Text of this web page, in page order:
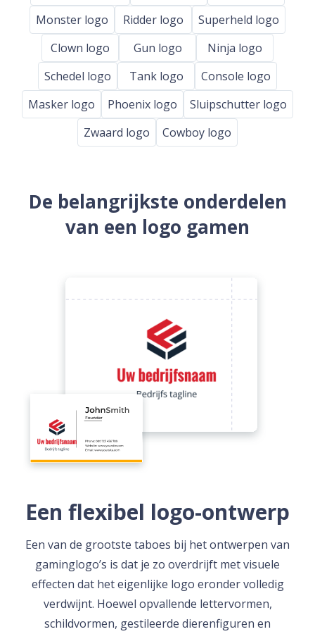
Monster logo
Ridder logo
Superheld logo
Clown logo
Gun logo
Ninja logo
Schedel logo
Tank logo
Console logo
Masker logo
Phoenix logo
Sluipschutter logo
Zwaard logo
Cowboy logo
De belangrijkste onderdelen
van een logo gamen
Een flexibel logo-ontwerp
Een van de grootste taboes bij het ontwerpen van
gaminglogo’s is dat je zo overdrijft met visuele
effecten dat het eigenlijke logo eronder volledig
verdwijnt. Hoewel opvallende lettervormen,
schildvormen, gestileerde dierenfiguren en